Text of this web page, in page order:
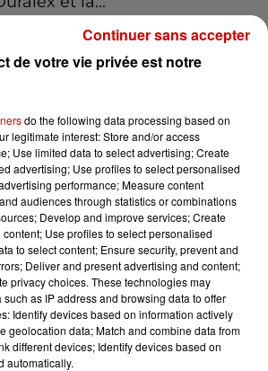
Duel - Gagnez vos entrées
l'un des zoos de nos
!
vos places pour le
du Roi Arthur 2026 !
de votre vie privée est notre
do the following data processing based on
legitimate interest: Store and/or access
Use limited data to select advertising; Create
advertising; Use profiles to select personalised
performance; Measure content
audiences through statistics or combinations
Develop and improve services; Create
Use profiles to select personalised
to select content; Ensure security, prevent and
Deliver and present advertising and content;
privacy choices. These technologies may
as IP address and browsing data to offer
Identify devices based on information actively
geolocation data; Match and combine data from
different devices; Identify devices based on
automatically.
Continuer sans accepter